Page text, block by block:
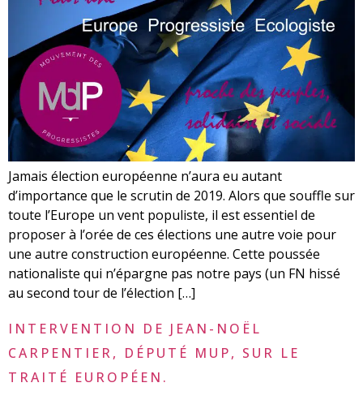
Jamais élection européenne n’aura eu autant
d’importance que le scrutin de 2019. Alors que souffle sur
toute l’Europe un vent populiste, il est essentiel de
proposer à l’orée de ces élections une autre voie pour
une autre construction européenne. Cette poussée
nationaliste qui n’épargne pas notre pays (un FN hissé
au second tour de l’élection […]
INTERVENTION DE JEAN-NOËL
CARPENTIER, DÉPUTÉ MUP, SUR LE
TRAITÉ EUROPÉEN.